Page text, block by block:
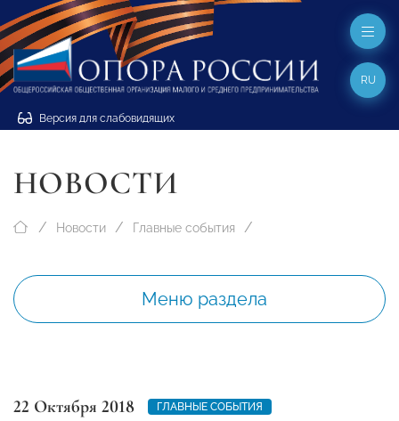
Версия для слабовидящих
RU
НОВОСТИ
Новости Главные события
Меню раздела
22 Октября 2018 ГЛАВНЫЕ СОБЫТИЯ